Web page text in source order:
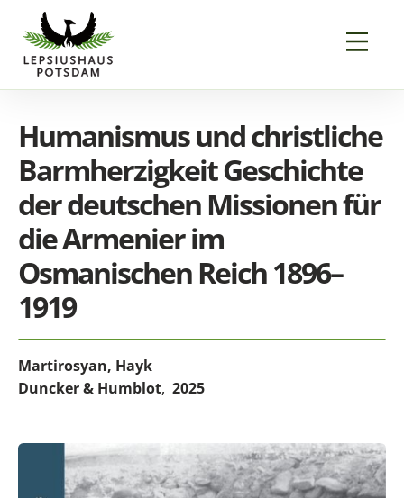
Humanismus und christliche
Barmherzigkeit Geschichte
der deutschen Missionen für
die Armenier im
Osmanischen Reich 1896–
1919
Martirosyan, Hayk
Duncker & Humblot, 2025